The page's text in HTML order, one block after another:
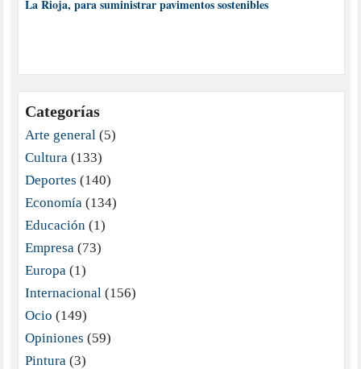
La Rioja, para suministrar pavimentos sostenibles
Categorías
Arte general(5)
Cultura(133)
Deportes (140)
Economía(134)
Educación(1)
Empresa(73)
Europa(1)
Internacional(156)
Ocio (149)
Opiniones (59)
Pintura(3)